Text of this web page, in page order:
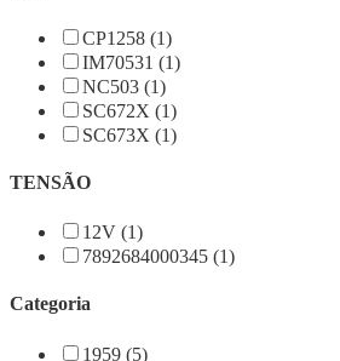
CP1258 (1)
IM70531 (1)
NC503 (1)
SC672X (1)
SC673X (1)
TENSÃO
12V (1)
7892684000345 (1)
Categoria
1959 (5)